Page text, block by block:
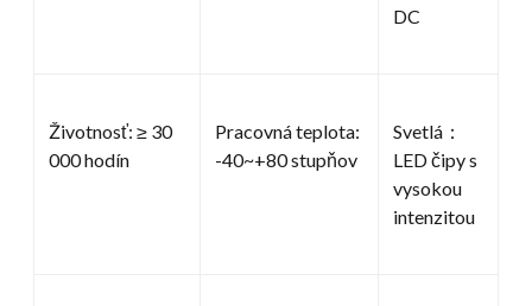
DC
Životnosť: ≥ 30
000 hodín
Pracovná teplota:
-40~+80 stupňov
Svetlá：
LED čipy s
vysokou
intenzitou